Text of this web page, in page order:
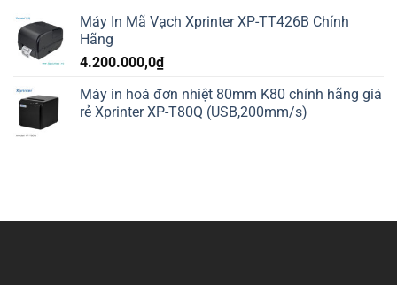
Máy In Mã Vạch Xprinter XP-TT426B Chính
Hãng
4.200.000,0₫
Máy in hoá đơn nhiệt 80mm K80 chính hãng giá
rẻ Xprinter XP-T80Q (USB,200mm/s)